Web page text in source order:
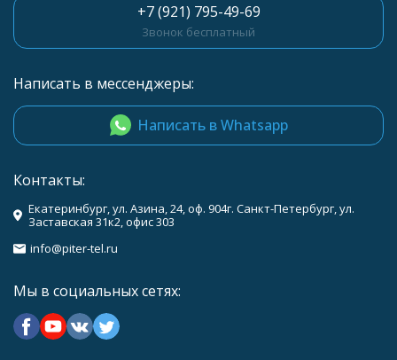
+7 (921) 795-49-69
Звонок бесплатный
Написать в мессенджеры:
Написать в Whatsapp
Контакты:
Екатеринбург, ул. Азина, 24, оф. 904г. Санкт-Петербург, ул.
Заставская 31к2, офис 303
info@piter-tel.ru
Мы в социальных сетях: